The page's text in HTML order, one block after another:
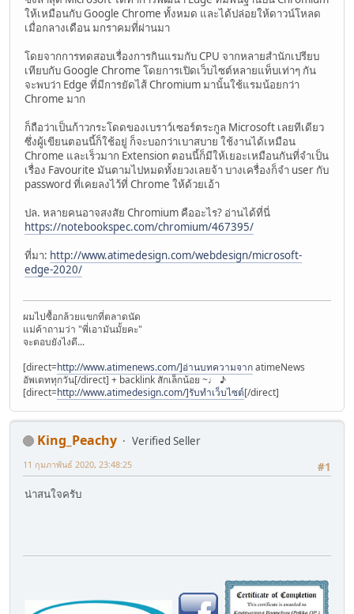
ให้เหมือนกับ Google Chrome ทั้งหมด และได้ปล่อยให้ดาวน์โหลด
เมื่อกลางเดือน มกราคมที่ผ่านมา
โดยจากการทดสอบเรื่องการกินแรมกับ CPU จากหลายสำนักเปรียบ
เทียบกับ Google Chrome โดยการเปิดเว็บไซต์หลายแท็บเท่าๆ กัน
จะพบว่า Edge ที่มีการยัดไส้ Chromium มานั้นใช้แรมน้อยกว่า
Chrome มาก
ก็ถือว่าเป็นก้าวกระโดดของเบราว์เซอร์ตระกูล Microsoft เลยทีเดียว
ซึ่งผู้เขียนตอนนี้ก็ใช้อยู่ ก็จะบอกว่าเบาสบาย ใช้งานได้เหมือน
Chrome และเร็วมาก Extension ตอนนี้ก็มีให้เยอะเหมือนกันที่จำเป็น
เรื่อง Favourite มันตามไปหมดทั้งยวงเลยจ้า บางเครื่องก็จำ user กับ
password ที่เคยลงไว้ที่ Chrome ให้ด้วยเอ้า
ปล. หลายคนอาจสงสัย Chromium คืออะไร? อ่านได้ที่นี่
https://notebookspec.com/chromium/467395/
ที่มา: http://www.atimedesign.com/webdesign/microsoft-
edge-2020/
ผมไปซื้อกล้วยแขกที่ตลาดนัด
แม่ค้าถามว่า "พี่เอามันมั้ยคะ"
จะตอบยังไงดี...
[direct=http://www.atimenews.com/]อ่านบทความจากatimeNews
อัพเดททุกวัน[/direct] + backlink สักเล็กน้อย ~♩ ♪
[direct=http://www.atimedesign.com/]รับทำเว็บไซต์[/direct]
King_Peachy
Verified Seller
#1
11 กุมภาพันธ์ 2020, 23:48:25
น่าสนใจครับ